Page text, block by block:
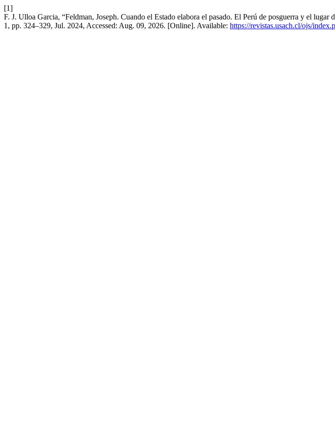
[1]
F. J. Ulloa Garcia, “Feldman, Joseph. Cuando el Estado elabora el pasado. El Perú de posguerra y el
1, pp. 324–329, Jul. 2024, Accessed: Aug. 09, 2026. [Online]. Available: https://revistas.usach.cl/ojs/